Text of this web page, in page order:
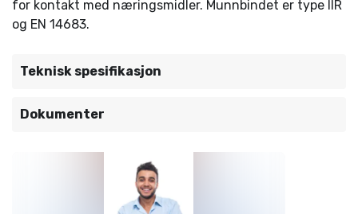
for kontakt med næringsmidler. Munnbindet er type IIR
og EN 14683.
Teknisk spesifikasjon
Dokumenter